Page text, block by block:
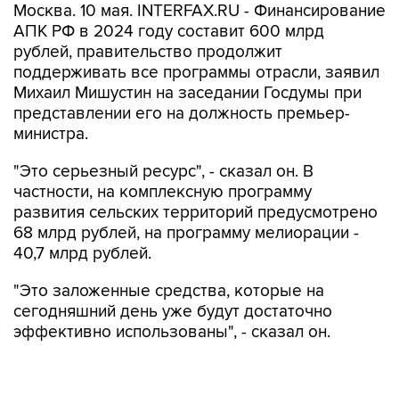
Москва. 10 мая. INTERFAX.RU - Финансирование
АПК РФ в 2024 году составит 600 млрд
рублей, правительство продолжит
поддерживать все программы отрасли, заявил
Михаил Мишустин на заседании Госдумы при
представлении его на должность премьер-
министра.
"Это серьезный ресурс", - сказал он. В
частности, на комплексную программу
развития сельских территорий предусмотрено
68 млрд рублей, на программу мелиорации -
40,7 млрд рублей.
"Это заложенные средства, которые на
сегодняшний день уже будут достаточно
эффективно использованы", - сказал он.